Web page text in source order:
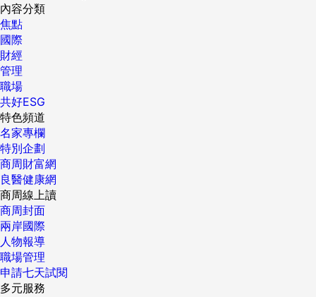
內容分類
焦點
國際
財經
管理
職場
共好ESG
特色頻道
名家專欄
特別企劃
商周財富網
良醫健康網
商周線上讀
商周封面
兩岸國際
人物報導
職場管理
申請七天試閱
多元服務